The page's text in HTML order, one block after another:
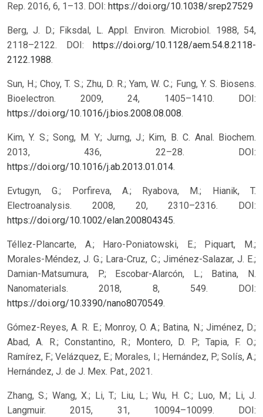
Rep. 2016, 6, 1–13. DOI: https://doi.org/10.1038/srep27529
Berg, J. D.; Fiksdal, L. Appl. Environ. Microbiol. 1988, 54,
2118–2122. DOI:
https://doi.org/10.1128/aem.54.8.2118-
2122.1988.
Sun, H.; Choy, T. S.; Zhu, D. R.; Yam, W. C.; Fung, Y. S. Biosens.
Bioelectron. 2009, 24, 1405–1410. DOI:
https://doi.org/10.1016/j.bios.2008.08.008.
Kim, Y. S.; Song, M. Y.; Jurng, J.; Kim, B. C. Anal. Biochem.
2013, 436, 22–28. DOI:
https://doi.org/10.1016/j.ab.2013.01.014.
Evtugyn, G.; Porfireva, A.; Ryabova, M.; Hianik, T.
Electroanalysis. 2008, 20, 2310–2316. DOI:
https://doi.org/10.1002/elan.200804345.
Téllez-Plancarte, A.; Haro-Poniatowski, E.; Piquart, M.;
Morales-Méndez, J. G.; Lara-Cruz, C.; Jiménez-Salazar, J. E.;
Damian-Matsumura, P.; Escobar-Alarcón, L.; Batina, N.
Nanomaterials. 2018, 8, 549. DOI:
https://doi.org/10.3390/nano8070549.
Gómez-Reyes, A. R. E.; Monroy, O. A.; Batina, N.; Jiménez, D.;
Abad, A. R.; Constantino, R.; Montero, D. P.; Tapia, F. O.;
Ramírez, F.; Velázquez, E.; Morales, I.; Hernández, P.; Solís, A.;
Hernández, J. de J. Mex. Pat., 2021.
Zhang, S.; Wang, X.; Li, T.; Liu, L.; Wu, H. C.; Luo, M.; Li, J.
Langmuir. 2015, 31, 10094–10099. DOI: